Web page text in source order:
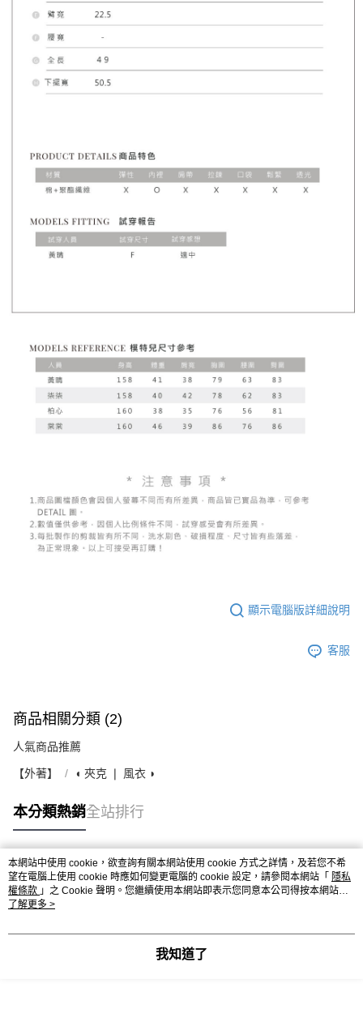
顯示電腦版詳細說明
客服
商品相關分類 (2)
人氣商品推薦
【外著】 ◖ 夾克 ❘ 風衣 ◗
本分類熱銷全站排行
熱門標籤
本網站中使用 cookie，欲查詢有關本網站使用 cookie 方式之詳情，及若您不希
望在電腦上使用 cookie 時應如何變更電腦的 cookie 設定，請參閱本網站「 隱私
權條款 」之 Cookie 聲明。您繼續使用本網站即表示您同意本公司得按本網站使
用條款之 Cookie 聲明使用 cookie。
了解更多 >
我知道了